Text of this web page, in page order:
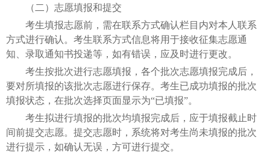
（二）志愿填报和提交
考生填报志愿前，需在联系方式确认栏目内对本人联系
方式进行确认。考生联系方式信息将用于接收征集志愿通
知、录取通知书投递等，如有错误，应及时进行更改。
考生按批次进行志愿填报，各个批次志愿填报完成后，
要对所填报的该批次志愿进行保存。考生已成功填报的批次
填报状态，在批次选择页面显示为“已填报”。
考生拟进行填报的批次均填报完成后，应于填报截止时
间前提交志愿。提交志愿时，系统将对考生尚未填报的批次
进行提示，如确认无误，方可进行提交。